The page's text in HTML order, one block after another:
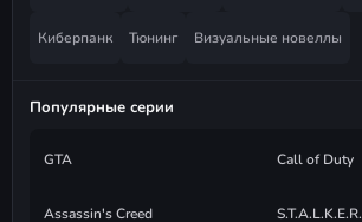
Киберпанк Тюнинг Визуальные новеллы
Популярные серии
GTA Call of Duty
Assassin's Creed S.T.A.L.K.E.R.